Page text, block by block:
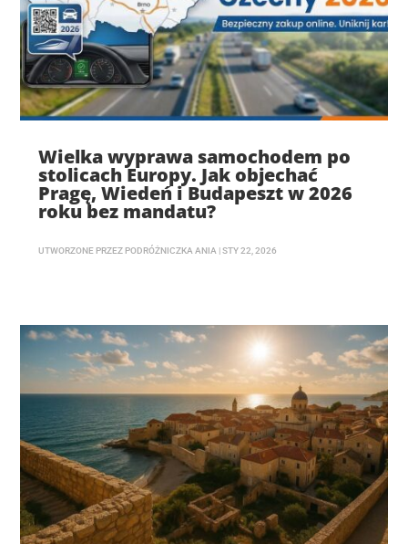
Wielka wyprawa samochodem po
stolicach Europy. Jak objechać
Pragę, Wiedeń i Budapeszt w 2026
roku bez mandatu?
UTWORZONE PRZEZ PODRÓŻNICZKA ANIA |STY 22, 2026